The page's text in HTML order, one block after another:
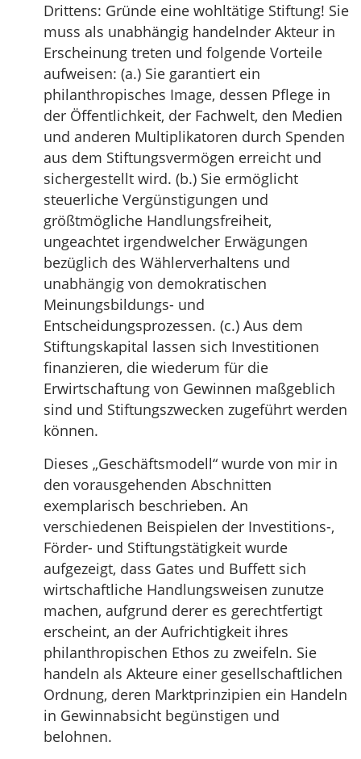
Drittens: Gründe eine wohltätige Stiftung! Sie
muss als unabhängig handelnder Akteur in
Erscheinung treten und folgende Vorteile
aufweisen: (a.) Sie garantiert ein
philanthropisches Image, dessen Pflege in
der Öffentlichkeit, der Fachwelt, den Medien
und anderen Multiplikatoren durch Spenden
aus dem Stiftungsvermögen erreicht und
sichergestellt wird. (b.) Sie ermöglicht
steuerliche Vergünstigungen und
größtmögliche Handlungsfreiheit,
ungeachtet irgendwelcher Erwägungen
bezüglich des Wählerverhaltens und
unabhängig von demokratischen
Meinungsbildungs- und
Entscheidungsprozessen. (c.) Aus dem
Stiftungskapital lassen sich Investitionen
finanzieren, die wiederum für die
Erwirtschaftung von Gewinnen maßgeblich
sind und Stiftungszwecken zugeführt werden
können.
Dieses „Geschäftsmodell“ wurde von mir in
den vorausgehenden Abschnitten
exemplarisch beschrieben. An
verschiedenen Beispielen der Investitions-,
Förder- und Stiftungstätigkeit wurde
aufgezeigt, dass Gates und Buffett sich
wirtschaftliche Handlungsweisen zunutze
machen, aufgrund derer es gerechtfertigt
erscheint, an der Aufrichtigkeit ihres
philanthropischen Ethos zu zweifeln. Sie
handeln als Akteure einer gesellschaftlichen
Ordnung, deren Marktprinzipien ein Handeln
in Gewinnabsicht begünstigen und
belohnen.